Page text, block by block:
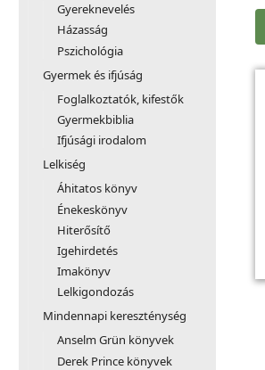
Gyereknevelés
Házasság
Pszichológia
Gyermek és ifjúság
Foglalkoztatók, kifestők
Gyermekbiblia
Ifjúsági irodalom
Lelkiség
Áhitatos könyv
Énekeskönyv
Hiterősítő
Igehirdetés
Imakönyv
Lelkigondozás
Mindennapi kereszténység
Anselm Grün könyvek
Derek Prince könyvek